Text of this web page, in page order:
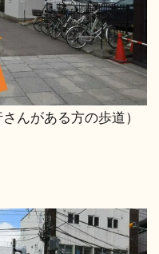
んがある方の歩道）